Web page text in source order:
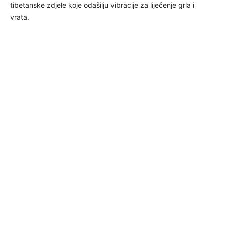
tibetanske zdjele koje odašilju vibracije za liječenje grla i
vrata.